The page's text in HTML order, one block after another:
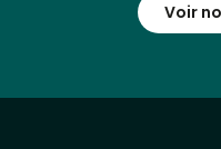
Voir